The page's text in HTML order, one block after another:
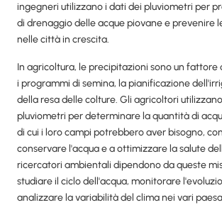
ingegneri utilizzano i dati dei pluviometri per
di drenaggio delle acque piovane e prevenire
nelle città in crescita.
In agricoltura, le precipitazioni sono un
i programmi di semina, la pianificazione
della resa delle colture. Gli agricoltori
pluviometri per determinare la quantità di
di cui i loro campi potrebbero aver bisogno,
conservare l'acqua e a ottimizzare la salute
ricercatori ambientali dipendono da queste
studiare il ciclo dell'acqua, monitorare
analizzare la variabilità del clima nei vari